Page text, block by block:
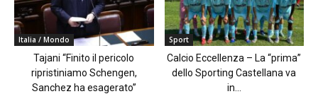
Italia / Mondo
Tajani “Finito il pericolo
ripristiniamo Schengen,
Sanchez ha esagerato”
Sport
Calcio Eccellenza – La “prima”
dello Sporting Castellana va
in...